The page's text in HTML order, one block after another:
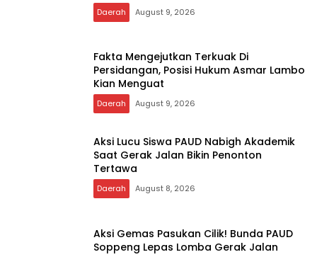
Daerah August 9, 2026
Fakta Mengejutkan Terkuak Di
Persidangan, Posisi Hukum Asmar Lambo
Kian Menguat
Daerah August 9, 2026
Aksi Lucu Siswa PAUD Nabigh Akademik
Saat Gerak Jalan Bikin Penonton
Tertawa
Daerah August 8, 2026
Aksi Gemas Pasukan Cilik! Bunda PAUD
Soppeng Lepas Lomba Gerak Jalan